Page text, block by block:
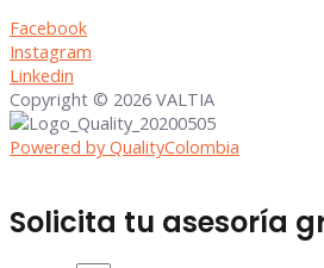
Facebook
Instagram
Linkedin
Copyright © 2026 VALTIA
Powered by QualityColombia
Solicita tu asesoría